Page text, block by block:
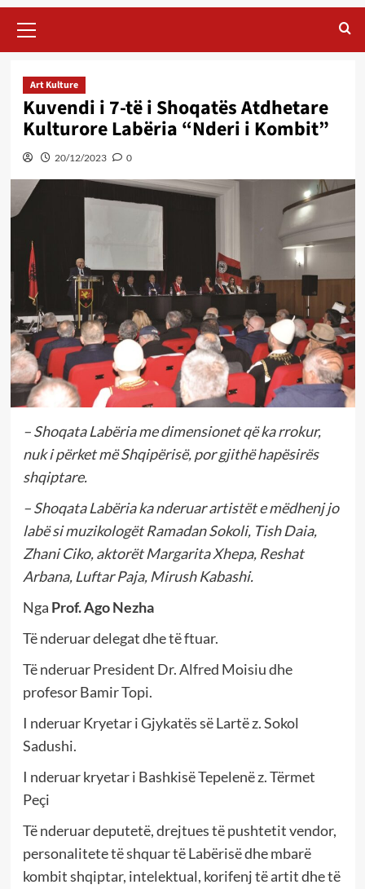
Menu
Art Kulture
Kuvendi i 7-të i Shoqatës Atdhetare
Kulturore Labëria “Nderi i Kombit”
20/12/2023 0
– Shoqata Labëria me dimensionet që ka rrokur,
nuk i përket më Shqipërisë, por gjithë hapësirës
shqiptare.
– Shoqata Labëria ka nderuar artistët e mëdhenj jo
labë si muzikologët Ramadan Sokoli, Tish Daia,
Zhani Ciko, aktorët Margarita Xhepa, Reshat
Arbana, Luftar Paja, Mirush Kabashi.
Nga Prof. Ago Nezha
Të nderuar delegat dhe të ftuar.
Të nderuar President Dr. Alfred Moisiu dhe
profesor Bamir Topi.
I nderuar Kryetar i Gjykatës së Lartë z. Sokol
Sadushi.
I nderuar kryetar i Bashkisë Tepelenë z. Tërmet
Peçi
Të nderuar deputetë, drejtues të pushtetit vendor,
personalitete të shquar të Labërisë dhe mbarë
kombit shqiptar, intelektual, korifenj të artit dhe të